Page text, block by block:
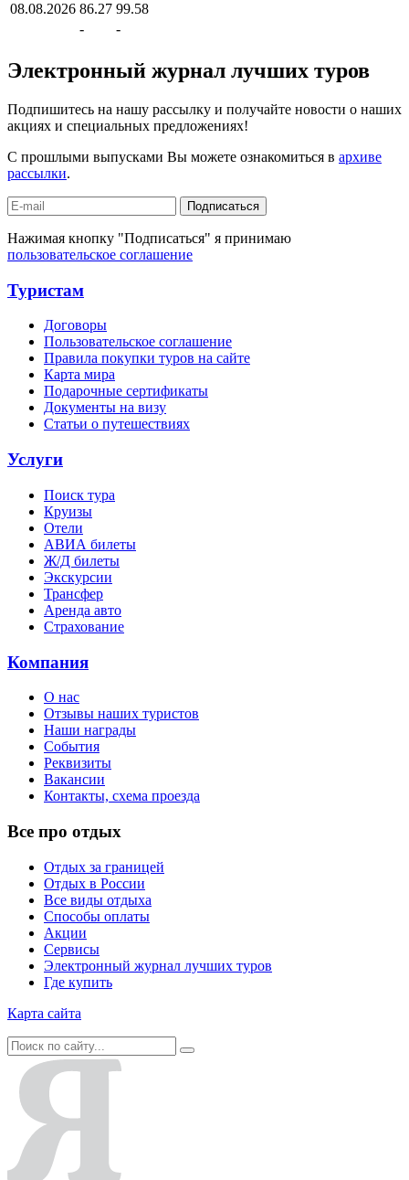
08.08.2026 86.27 99.58
-
-
Электронный журнал лучших туров
Подпишитесь на нашу рассылку и получайте новости о наших
акциях и специальных предложениях!
С прошлыми выпусками Вы можете ознакомиться в архиве
рассылки.
Подписаться
Нажимая кнопку "Подписаться" я принимаю
пользовательское соглашение
Туристам
Договоры
Пользовательское соглашение
Правила покупки туров на сайте
Карта мира
Подарочные сертификаты
Документы на визу
Статьи о путешествиях
Услуги
Поиск тура
Круизы
Отели
АВИА билеты
Ж/Д билеты
Экскурсии
Трансфер
Аренда авто
Страхование
Компания
О нас
Отзывы наших туристов
Наши награды
События
Реквизиты
Вакансии
Контакты, схема проезда
Все про отдых
Отдых за границей
Отдых в России
Все виды отдыха
Способы оплаты
Акции
Сервисы
Электронный журнал лучших туров
Где купить
Карта сайта